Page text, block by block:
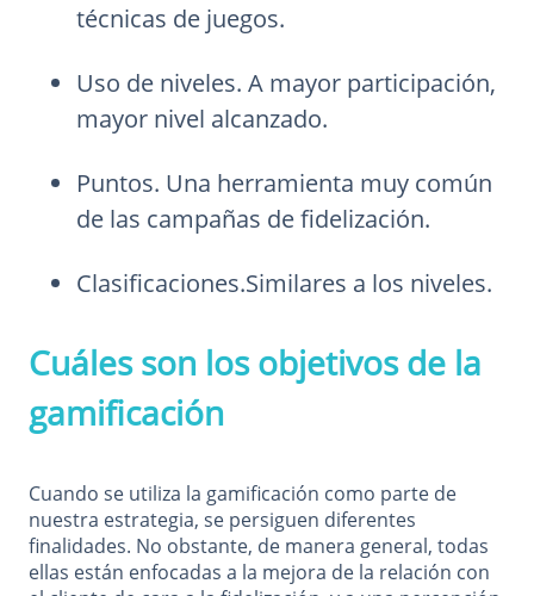
técnicas de juegos.
Uso de niveles. A mayor participación,
mayor nivel alcanzado.
Puntos. Una herramienta muy común
de las campañas de fidelización.
Clasificaciones.Similares a los niveles.
Cuáles son los objetivos de la
gamificación
Cuando se utiliza la gamificación como parte de
nuestra estrategia, se persiguen diferentes
finalidades. No obstante, de manera general, todas
ellas están enfocadas a la mejora de la relación con